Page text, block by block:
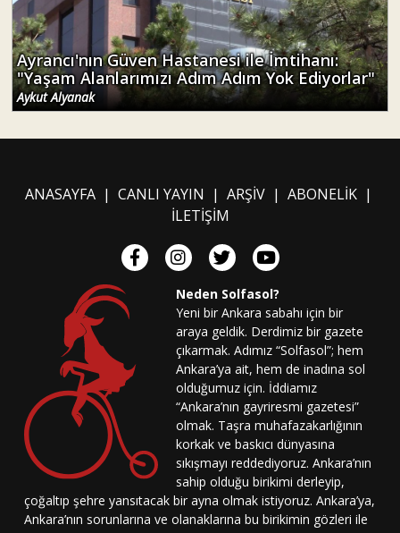
Ayrancı'nın Güven Hastanesi ile İmtihanı:
"Yaşam Alanlarımızı Adım Adım Yok Ediyorlar"
Aykut Alyanak
ANASAYFA| CANLI YAYIN | ARŞİV| ABONELİK|
İLETİŞİM
Neden Solfasol?
Yeni bir Ankara sabahı için bir
araya geldik. Derdimiz bir gazete
çıkarmak. Adımız “Solfasol”; hem
Ankara’ya ait, hem de inadına sol
olduğumuz için. İddiamız
“Ankara’nın gayriresmi gazetesi”
olmak. Taşra muhafazakarlığının
korkak ve baskıcı dünyasına
sıkışmayı reddediyoruz. Ankara’nın
sahip olduğu birikimi derleyip,
çoğaltıp şehre yansıtacak bir ayna olmak istiyoruz. Ankara’ya,
Ankara’nın sorunlarına ve olanaklarına bu birikimin gözleri ile